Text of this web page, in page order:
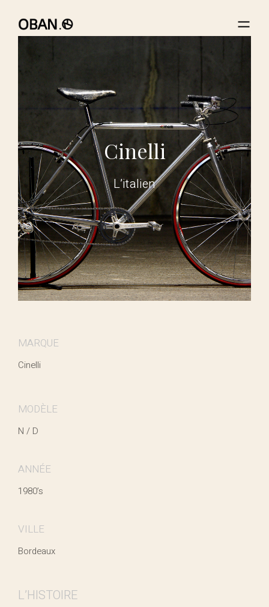
Cinelli
L’italien
MARQUE
Cinelli
MODÈLE
N / D
ANNÉE
1980’s
VILLE
Bordeaux
L’HISTOIRE